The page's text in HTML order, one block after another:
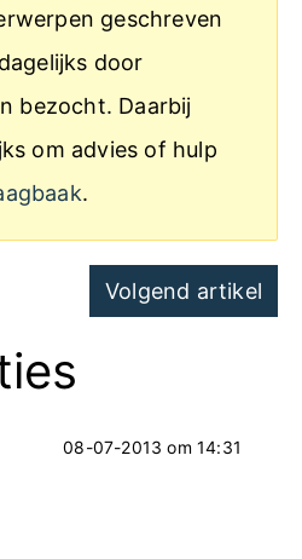
geschreven
door
bezocht. Daarbij
om advies of hulp
.
Volgend artikel
08-07-2013 om 14:31